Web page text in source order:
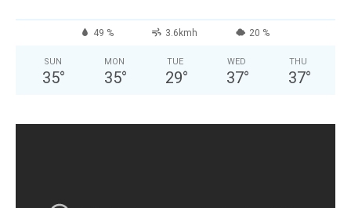
49 % 3.6kmh 20 %
SUN
35°
MON
35°
TUE
29°
WED
37°
THU
37°